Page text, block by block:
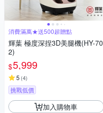
消費滿萬★送500超贈點
輝葉 極度深捏3D美腿機(HY-70
2)
$5,999
5 (4)
挑戰低價
加入購物車